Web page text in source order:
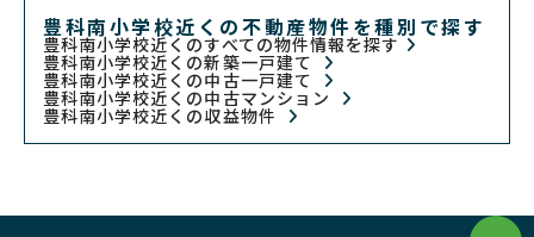
豊科南小学校近くの不動産物件を種別で探す
豊科南小学校近くのすべての物件情報を探す
豊科南小学校近くの新築一戸建て
豊科南小学校近くの中古一戸建て
豊科南小学校近くの中古マンション
豊科南小学校近くの収益物件